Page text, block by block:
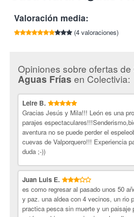
suplemento (consulta directamente con el
Casa rural Aguas Frías.Acogedora
Omañuela, a tan sólo 45 Km de León y a
altitud. Rodeada de amplios bosques de
entorno natural sin necesidad de
Características: Casa rural de alquiler
columna de hidromasaje en el baño
pies de la cama de matrimonio, finca
mobiliario de jardín.
¡Escápate con Colectivia!
Valoración media:
(4 valoraciones)
Opiniones sobre ofertas de
Aguas Frías en Colectivia:
Leire B.
Gracias Jesús y Mila!!! León es una
parajes
aventura no se puede perder el
cuevas de Valporquero!!! Experiencia
duda ;-))
Juan Luis E.
es como regresar al pasado unos 50
y paz. una aldea con 4 vecinos, un rio
practica pesca sin muerte y un paisaje